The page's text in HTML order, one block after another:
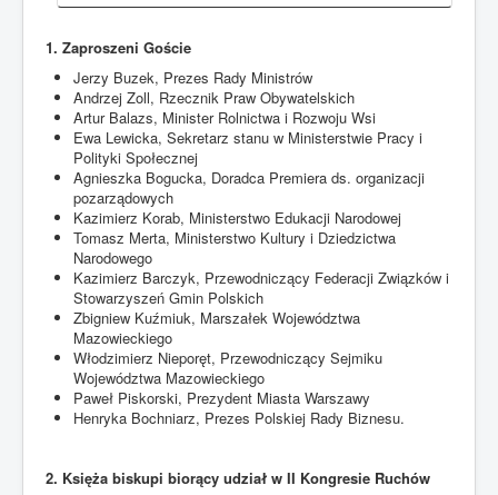
1. Zaproszeni Goście
Jerzy Buzek, Prezes Rady Ministrów
Andrzej Zoll, Rzecznik Praw Obywatelskich
Artur Balazs, Minister Rolnictwa i Rozwoju Wsi
Ewa Lewicka, Sekretarz stanu w Ministerstwie Pracy i
Polityki Społecznej
Agnieszka Bogucka, Doradca Premiera ds. organizacji
pozarządowych
Kazimierz Korab, Ministerstwo Edukacji Narodowej
Tomasz Merta, Ministerstwo Kultury i Dziedzictwa
Narodowego
Kazimierz Barczyk, Przewodniczący Federacji Związków i
Stowarzyszeń Gmin Polskich
Zbigniew Kuźmiuk, Marszałek Województwa
Mazowieckiego
Włodzimierz Nieporęt, Przewodniczący Sejmiku
Województwa Mazowieckiego
Paweł Piskorski, Prezydent Miasta Warszawy
Henryka Bochniarz, Prezes Polskiej Rady Biznesu.
2. Księża biskupi biorący udział w II Kongresie Ruchów